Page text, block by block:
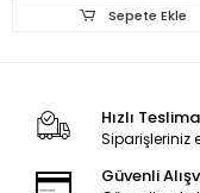
Sepete Ekle
Hızlı
Siparişleriniz
Güvenli